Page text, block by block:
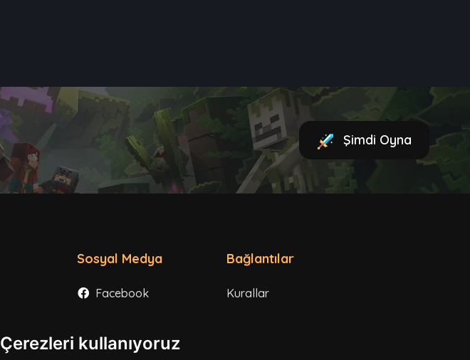
Çerezleri kullanıyoruz
Şimdi Oyna
Sosyal Medya
Facebook
X
Bağlantılar
Kurallar